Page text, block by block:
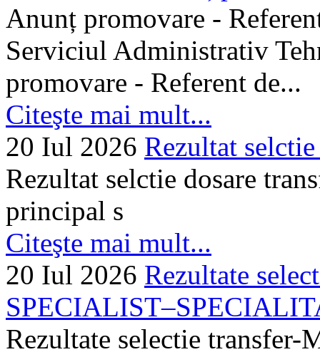
Anunț promovare -
Serviciul Administrativ
promovare - Referent de...
Citeşte mai mult...
20 Iul 2026 Rezultat
Rezultat selctie dosare
principal s
Citeşte mai mult...
20 Iul 2026 Rezultate
Rezultate selectie